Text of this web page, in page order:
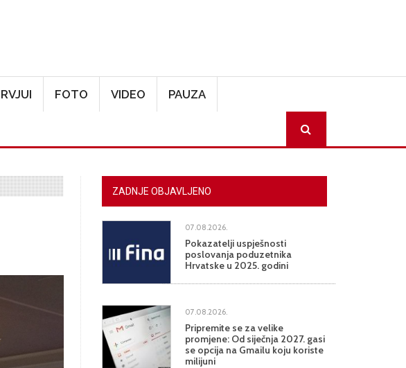
FOTO VIDEO PAUZA
ZADNJE OBJAVLJENO
07.08.2026.
Pokazatelji uspješnosti
poslovanja poduzetnika
Hrvatske u 2025. godini
07.08.2026.
Pripremite se za velike
promjene: Od siječnja 2027. gasi
se opcija na Gmailu koju koriste
milijuni